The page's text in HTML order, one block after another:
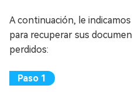
A continuación, le
para recuperar sus
perdidos: